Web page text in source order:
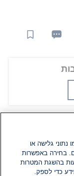
נתוני גלישה או
בחירה באפשרות
בהשגת המטרות
כדי לספק.